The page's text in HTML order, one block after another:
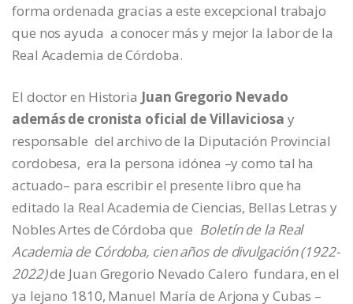
forma ordenada gracias a este excepcional trabajo
que nos ayuda a conocer más y mejor la labor de la
Real Academia de Córdoba.
El doctor en Historia Juan Gregorio Nevado
además de cronista oficial de Villaviciosa y
responsable del archivo de la Diputación Provincial
cordobesa, era la persona idónea –y como tal ha
actuado– para escribir el presente libro que ha
editado la Real Academia de Ciencias, Bellas Letras y
Nobles Artes de Córdoba que Boletín de la Real
Academia de Córdoba, cien años de divulgación (1922-
2022)de Juan Gregorio Nevado Calerofundara, en el
ya lejano 1810, Manuel María de Arjona y Cubas –